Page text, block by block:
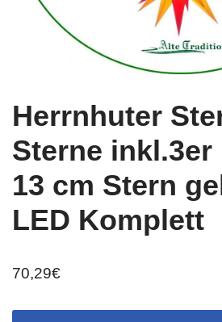
Herrnhuter
Sterne inkl.3er
13 cm Stern
LED Komplett
70,29€